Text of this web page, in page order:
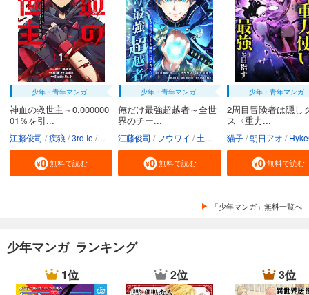
少年・青年マンガ
神血の救世主～0.000000
01％を引...
江藤俊司 疾狼 3rd Ie Studio No.9
無料で読む
少年・青年マンガ
俺だけ最強超越者～全世
界のチー...
江藤俊司 フウワイ 土田健太 3rd Ie maruco
無料で読む
少年・青年マンガ
2周目冒険者は隠し
ス〈重力...
猫子 朝日アオ
無料で読む
「少年マンガ」無料一覧へ
少年マンガ ランキング
1位 2位 3位